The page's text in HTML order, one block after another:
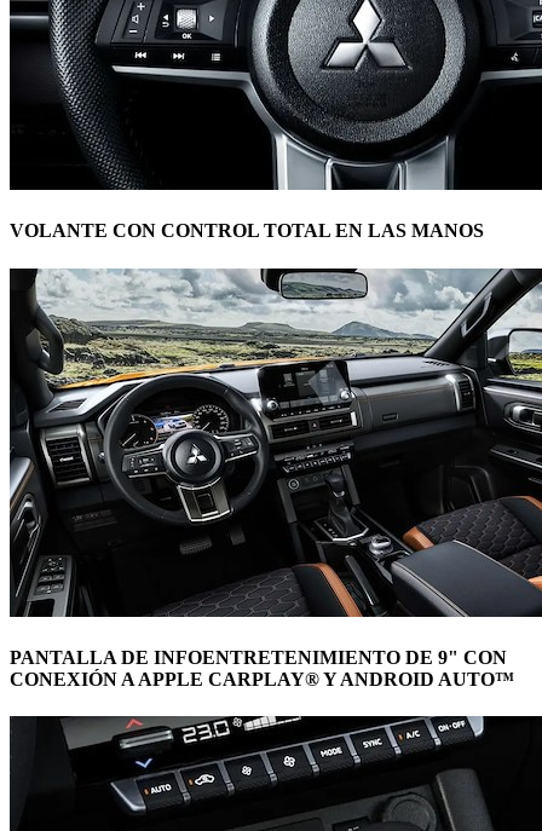
VOLANTE CON CONTROL TOTAL EN LAS MANOS
PANTALLA DE INFOENTRETENIMIENTO DE 9" CON
CONEXIÓN A APPLE CARPLAY® Y ANDROID AUTO™